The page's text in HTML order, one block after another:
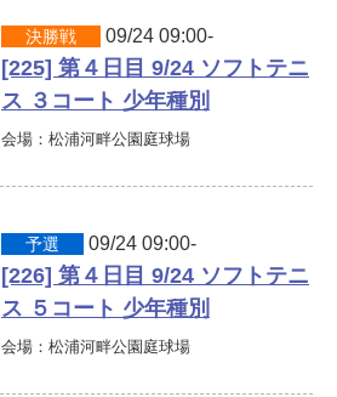
推奨環境
決勝戦 09/24 09:00-
[225] 第４日目 9/24 ソフトテニ
ス ３コート 少年種別
会場：松浦河畔公園庭球場
予選 09/24 09:00-
[226] 第４日目 9/24 ソフトテニ
ス ５コート 少年種別
会場：松浦河畔公園庭球場